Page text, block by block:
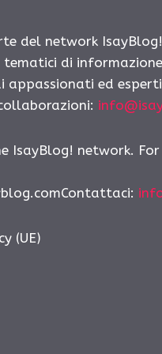
del network
di
ed
IsayBlog! network. For
(UE)